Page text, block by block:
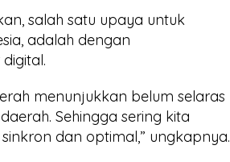
salah satu upaya untuk
adalah dengan
menunjukkan belum selaras
Sehingga sering kita
dan optimal,” ungkapnya.